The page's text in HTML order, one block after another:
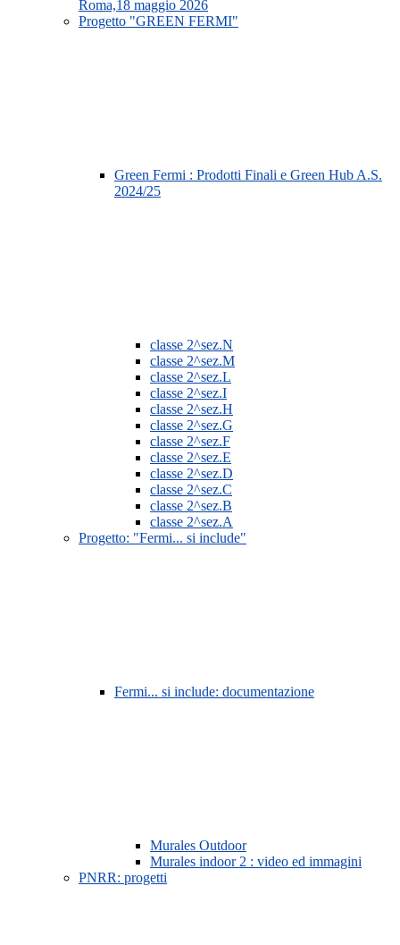
Roma,18 maggio 2026
Progetto "GREEN FERMI"
Green Fermi : Prodotti Finali e Green Hub A.S.
2024/25
classe 2^sez.N
classe 2^sez.M
classe 2^sez.L
classe 2^sez.I
classe 2^sez.H
classe 2^sez.G
classe 2^sez.F
classe 2^sez.E
classe 2^sez.D
classe 2^sez.C
classe 2^sez.B
classe 2^sez.A
Progetto: "Fermi... si include"
Fermi... si include: documentazione
Murales Outdoor
Murales indoor 2 : video ed immagini
PNRR: progetti